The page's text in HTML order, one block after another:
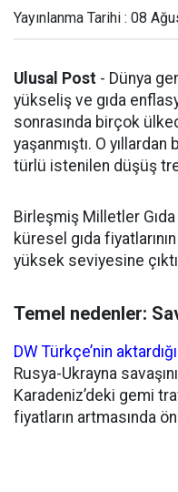
Yayınlanma Tarihi : 08
Ulusal Post - Dünya
yükseliş ve gıda
sonrasında birçok
yaşanmıştı. O
türlü istenilen düşüş
Birleşmiş Milletler
küresel gıda
yüksek seviyesine
Temel nedenler:
DW Türkçe’nin
Rusya-Ukrayna
Karadeniz’deki gemi
fiyatların artmasında